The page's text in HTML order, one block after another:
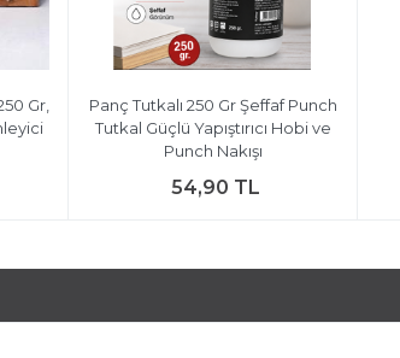
Gr,
Panç Tutkalı 250 Gr Şeffaf Punch
Tutkal Güçlü Yapıştırıcı Hobi ve
Punch Nakışı
54,90 TL